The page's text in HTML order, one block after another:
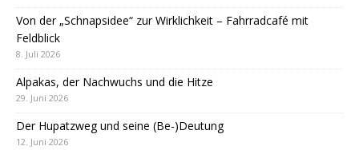
Von der „Schnapsidee“ zur Wirklichkeit – Fahrradcafé mit
Feldblick
8. Juli 2026
Alpakas, der Nachwuchs und die Hitze
29. Juni 2026
Der Hupatzweg und seine (Be-)Deutung
12. Juni 2026